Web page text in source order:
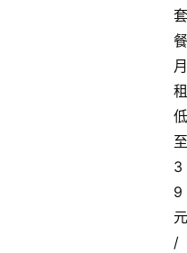
套
餐
月
租
低
至
3
9
元
/